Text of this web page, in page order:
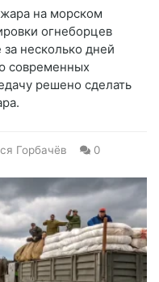
на морском
огнеборцев
несколько дней
современных
решено сделать
Горбачёв 0